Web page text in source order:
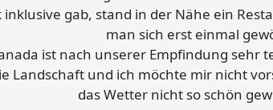
gab, stand in der Nähe ein
man sich erst einmal
ist nach unserer Empfindung sehr
Landschaft und ich möchte mir nicht
das Wetter nicht so schön